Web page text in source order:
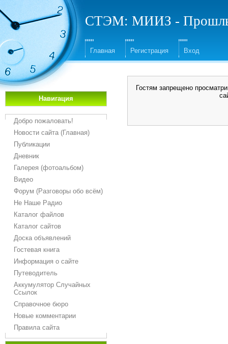
СТЭМ: МИИЗ -
Главная Регистрация Вход
Навигация
Добро пожаловать!
Новости сайта (Главная)
Публикации
Дневник
Галерея (фотоальбом)
Видео
Форум (Разговоры обо всём)
Не Наше Радио
Каталог файлов
Каталог сайтов
Доска объявлений
Гостевая книга
Информация о сайте
Путеводитель
Аккумулятор Случайных
Ссылок
Справочное бюро
Новые комментарии
Правила сайта
Гостям запрещено